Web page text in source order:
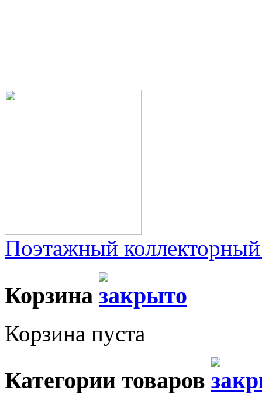
Поэтажный
Корзина
Корзина пуста
Категории товаров